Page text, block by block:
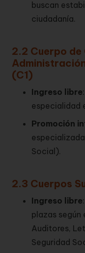
buscan
ciudadanía.
2.2 Cuerpo de
(C1)
Ingreso libre
especialidad
Promoción
Social ).
2.3 Cuerpos
Ingreso libre
plazas
Auditores,
Seguridad